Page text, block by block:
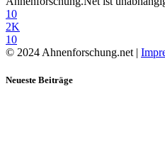
10
2K
10
© 2024 Ahnenforschung.net |
Neueste Beiträge